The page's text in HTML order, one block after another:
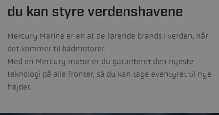
du kan styre verdenshavene
Mercury Marine er en af de førende brands i verden, når
det kommer til bådmotorer.
Med en Mercury motor er du garanteret den nyeste
teknologi på alle fronter, så du kan tage eventyret til nye
højder.